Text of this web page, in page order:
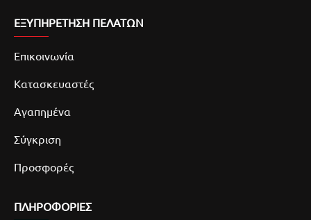
ΕΞΥΠΗΡΕΤΗΣΗ ΠΕΛΑΤΩΝ
Επικοινωνία
Κατασκευαστές
Αγαπημένα
Σύγκριση
Προσφορές
ΠΛΗΡΟΦΟΡΙΕΣ